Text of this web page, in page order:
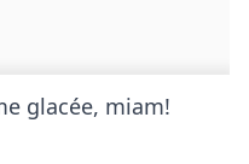
glacée, miam!